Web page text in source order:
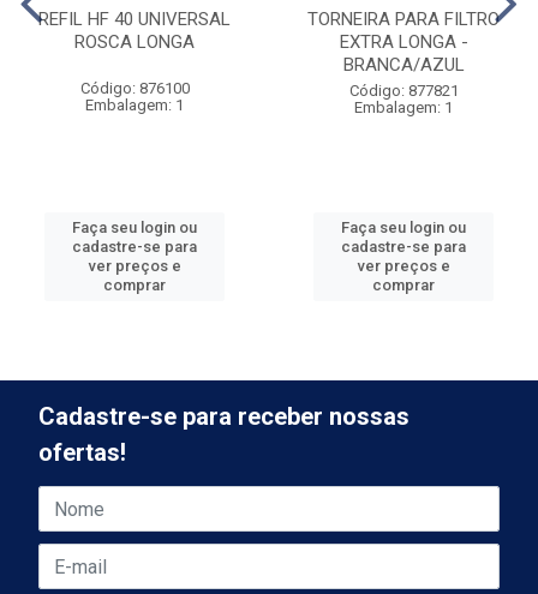
REFIL HF 40 UNIVERSAL
ROSCA LONGA
Código: 876100
Embalagem: 1
Faça seu login ou
cadastre-se para
ver preços e
comprar
TORNEIRA PARA FILTRO
EXTRA LONGA -
BRANCA/AZUL
Código: 877821
Embalagem: 1
Faça seu login ou
cadastre-se para
ver preços e
comprar
Cadastre-se para receber nossas
ofertas!